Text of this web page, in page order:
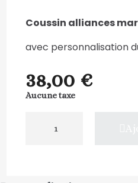
Coussin alliances
avec personnalisation
38,00 €
Aucune taxe